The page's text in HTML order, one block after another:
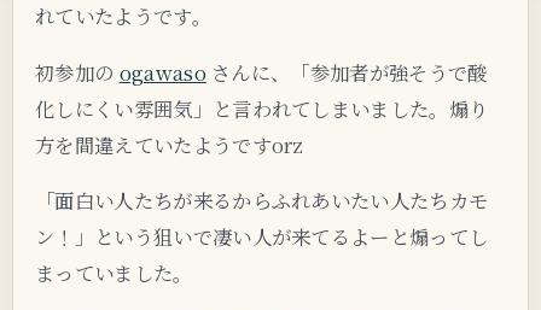
れていたようです。
初参加の ogawaso さんに、「参加者が強そうで酸
化しにくい雰囲気」と言われてしまいました。煽り
方を間違えていたようですorz
「面白い人たちが来るからふれあいたい人たちカモ
ン！」という狙いで凄い人が来てるよーと煽ってし
まっていました。